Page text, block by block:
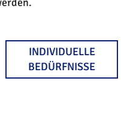
INDIVIDUELLE
BEDÜRFNISSE